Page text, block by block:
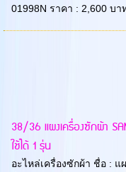
01998N ราคา : 2,600 บา
38/36 แผงเครื่องซักผ้า
ใช้ได้ 1 รุ่น
อะไหล่เครื่องซักผ้า ชื่อ : แ